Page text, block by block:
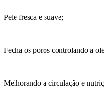
Pele fresca e suave;
Fecha os poros controlando a
Melhorando a circulação e